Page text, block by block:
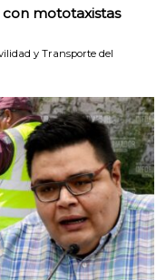
mototaxistas
y Transporte del